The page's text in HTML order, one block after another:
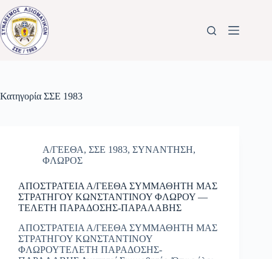
Μετάβαση
στο
περιεχόμενο
Κατηγορία ΣΣΕ 1983
Α/ΓΕΕΘΑ, ΣΣΕ 1983, ΣΥΝΑΝΤΗΣΗ,
ΦΛΩΡΟΣ
ΑΠΟΣΤΡΑΤΕΙΑ Α/ΓΕΕΘΑ ΣΥΜΜΑΘΗΤΗ ΜΑΣ
ΣΤΡΑΤΗΓΟΥ ΚΩΝΣΤΑΝΤΙΝΟΥ ΦΛΩΡΟΥ —
ΤΕΛΕΤΗ ΠΑΡΑΔΟΣΗΣ-ΠΑΡΑΛΑΒΗΣ
ΑΠΟΣΤΡΑΤΕΙΑ Α/ΓΕΕΘΑ ΣΥΜΜΑΘΗΤΗ ΜΑΣ
ΣΤΡΑΤΗΓΟΥ ΚΩΝΣΤΑΝΤΙΝΟΥ
ΦΛΩΡΟΥΤΕΛΕΤΗ ΠΑΡΑΔΟΣΗΣ-